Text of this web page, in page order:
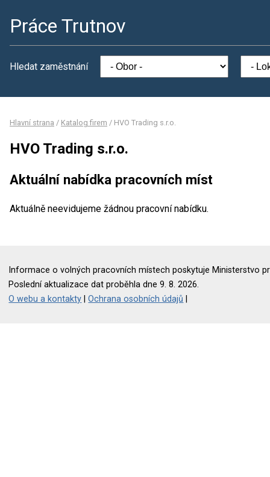
Práce Trutnov
Hledat zaměstnání
Hlavní strana / Katalog firem / HVO Trading s.r.o.
HVO Trading s.r.o.
Aktuální nabídka pracovních míst
Aktuálně neevidujeme žádnou pracovní nabídku.
Informace o volných pracovních místech poskytuje Ministerstvo
Poslední aktualizace dat proběhla dne 9. 8. 2026.
O webu a kontakty |Ochrana osobních údajů